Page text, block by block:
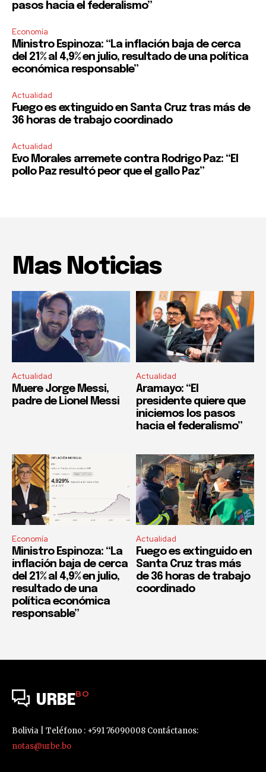
pasos hacia el federalismo”
Economía
Ministro Espinoza: “La inflación baja de cerca
del 21% al 4,9% en julio, resultado de una política
económica responsable”
Actualidad
Fuego es extinguido en Santa Cruz tras más de
36 horas de trabajo coordinado
Actualidad
Evo Morales arremete contra Rodrigo Paz: “El
pollo Paz resultó peor que el gallo Paz”
Mas Noticias
Actualidad
Muere Jorge Messi,
padre de Lionel Messi
Actualidad
Aramayo: “El
presidente quiere que
iniciemos los pasos
hacia el federalismo”
Economía
Ministro Espinoza: “La
inflación baja de cerca
del 21% al 4,9% en julio,
resultado de una
política económica
responsable”
Actualidad
Fuego es extinguido en
Santa Cruz tras más
de 36 horas de trabajo
coordinado
URBEBO
Bolivia | Teléfono : +591 76090008 Contáctanos:
notas@urbe.bo